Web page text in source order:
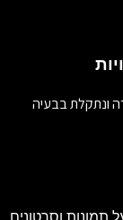
ונתקלת בבעיה